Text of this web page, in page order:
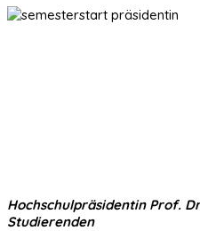
Hochschulpräsidentin Prof.
Studierenden